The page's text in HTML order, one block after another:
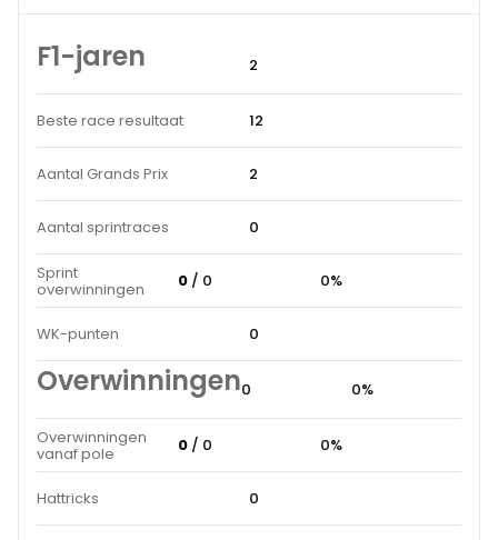
F1-jaren 2
Beste race resultaat 12
Aantal Grands Prix 2
Aantal sprintraces 0
Sprint
overwinningen 0 / 0 0%
WK-punten 0
Overwinningen0 0%
Overwinningen
vanaf pole 0 / 0 0%
Hattricks 0